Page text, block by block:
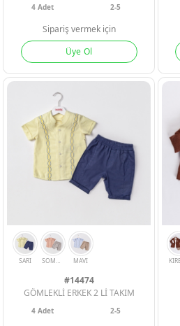
SARI EKRU LACI
4 Adet 2-5
Sipariş vermek için
Üye Ol
#14474
GÖMLEKLİ ERKEK 2 Lİ TAKIM
4 Adet 2-5